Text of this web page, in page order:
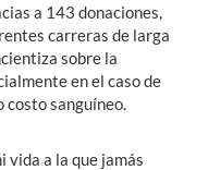
a 143 donaciones,
carreras de larga
sobre la
en el caso de
sanguíneo.
vida a la que jamás